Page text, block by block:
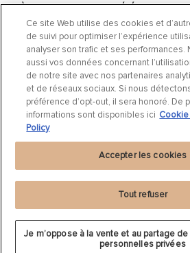
À PROPOS DE LA SOCIÉTÉ
OÙ ACHETER ?
ACTUALITÉS
CONTACTEZ-NOUS
Déclaration de confidentialité|Cookie Settings|
d'utilisation
2024 DRiV Automotive Inc. ou l'une de ses
Ce site Web utilise des cookies et
de suivi pour optimiser l’expérience
analyser son trafic et ses performances.
aussi vos données concernant
de notre site avec nos partenaires
et de réseaux sociaux. Si nous
préférence d’opt-out, il sera honoré. De
informations sont disponibles ici
Policy
Je m’oppose à la vente et au partage
personnelles privées
Tout refuser
Accepter les cookies